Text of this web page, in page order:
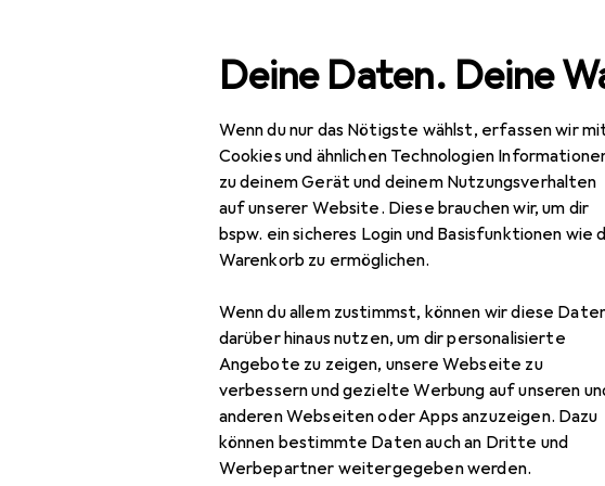
Deine Daten. Deine
Wenn du nur das Nötigste wählst, erfassen wir
Cookies und ähnlichen Technologien
zu deinem Gerät und deinem Nutzungsverhalten
auf unserer Website. Diese brauchen wir, um dir
bspw. ein sicheres Login und Basisfunktionen wie
Warenkorb zu ermöglichen.
Wenn du allem zustimmst, können wir diese
darüber hinaus nutzen, um dir personalisierte
Angebote zu zeigen, unsere Webseite zu
verbessern und gezielte Werbung auf unseren
anderen Webseiten oder Apps anzuzeigen. Dazu
können bestimmte Daten auch an Dritte und
Werbepartner weitergegeben werden.
Navigation nach Kategorien
Weihnachtsbeleuchtung
Gesamtsortiment Wohnen